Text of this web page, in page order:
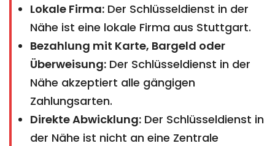
Lokale Firma: Der Schlüsseldienst in der
Nähe ist eine lokale Firma aus Stuttgart.
Bezahlung mit Karte, Bargeld oder
Überweisung: Der Schlüsseldienst in der
Nähe akzeptiert alle gängigen
Zahlungsarten.
Direkte Abwicklung: Der Schlüsseldienst in
der Nähe ist nicht an eine Zentrale